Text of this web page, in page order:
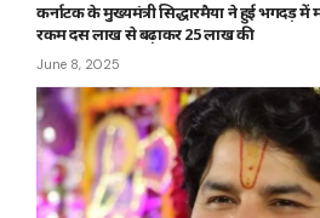
कर्नाटक के मुख्यमंत्री सिद्धारमैया ने हुई भगदड़
रकम दस लाख से बढ़ाकर 25 लाख की
June 8, 2025